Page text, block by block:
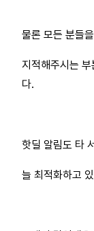
물론 모든 분들
지적해주시는
다.
핫딜 알림도 타
늘 최적화하고